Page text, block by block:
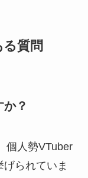
質問
？
個人勢VTuber
られていま